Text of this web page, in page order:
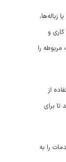
و
را
از
برای
را به